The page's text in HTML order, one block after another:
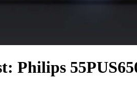
Philips